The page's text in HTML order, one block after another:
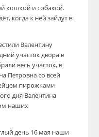
кошкой и собакой.
когда к ней зайдут в
Валентину
участок двора в
весь участок, в
Петровна со всей
пирожками
дня Валентина
наших
день 16 мая наши